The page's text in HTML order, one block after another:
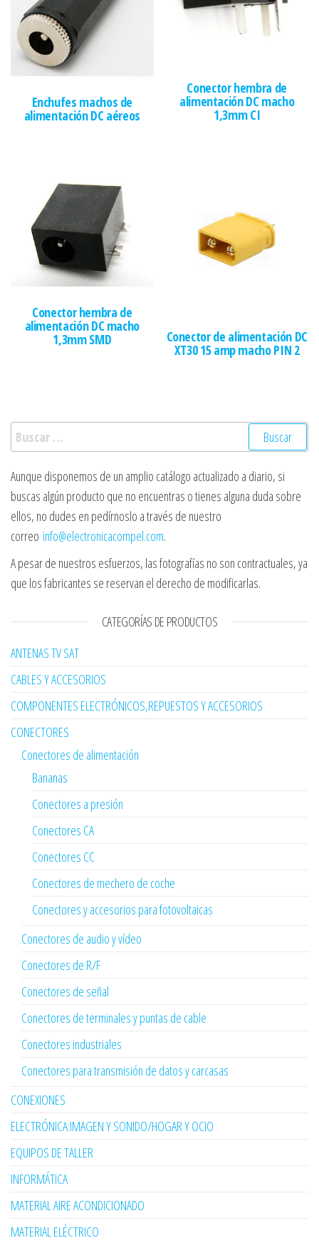
Enchufes machos de
alimentación DC aéreos
Conector hembra de
alimentación DC macho
1,3mm CI
Conector hembra de
alimentación DC macho
1,3mm SMD Conector de alimentación DC
XT30 15 amp macho PIN 2
Buscar:
Aunque disponemos de un amplio catálogo actualizado a diario, si
buscas algún producto que no encuentras o tienes alguna duda sobre
ellos, no dudes en pedírnoslo a través de nuestro
correo info@electronicacompel.com.
A pesar de nuestros esfuerzos, las fotografías no son contractuales, ya
que los fabricantes se reservan el derecho de modificarlas.
CATEGORÍAS DE PRODUCTOS
ANTENAS TV SAT
CABLES Y ACCESORIOS
COMPONENTES ELECTRÓNICOS,REPUESTOS Y ACCESORIOS
CONECTORES
Conectores de alimentación
Bananas
Conectores a presión
Conectores CA
Conectores CC
Conectores de mechero de coche
Conectores y accesorios para fotovoltaicas
Conectores de audio y vídeo
Conectores de R/F
Conectores de señal
Conectores de terminales y puntas de cable
Conectores industriales
Conectores para transmisión de datos y carcasas
CONEXIONES
ELECTRÓNICA:IMAGEN Y SONIDO/HOGAR Y OCIO
EQUIPOS DE TALLER
INFORMÁTICA
MATERIAL AIRE ACONDICIONADO
MATERIAL ELÉCTRICO